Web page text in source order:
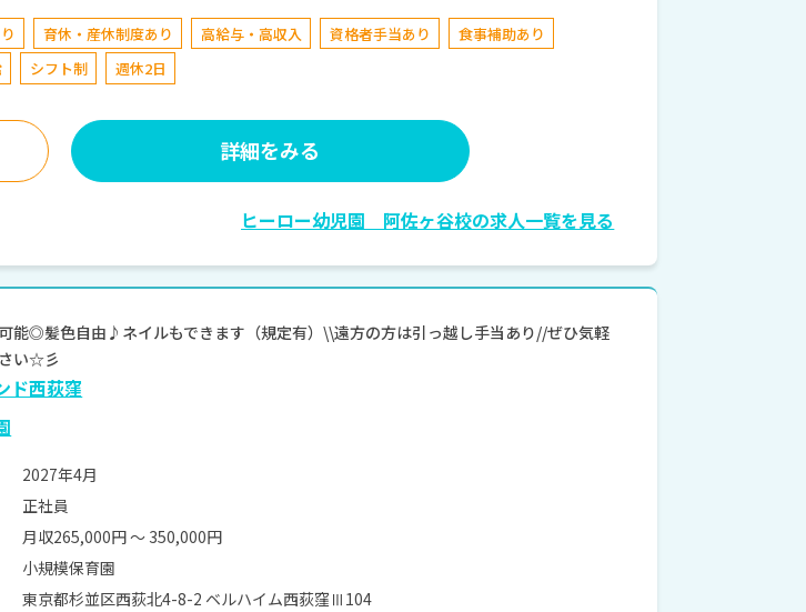
育休・産休制度あり 高給与・高収入 資格者手当あり
食事補助あり
シフト制 週休2日
詳細をみる
ヒーロー幼児園 阿佐ヶ谷校の求人一覧を見る
能◎髪色自由♪ネイルもできます（規定有）\\遠方の方は引っ越し手当あり//ぜひ気軽
さい☆彡
ド西荻窪
2027年4月
正社員
月収265,000円 〜 350,000円
小規模保育園
東京都杉並区西荻北4-8-2 ベルハイム西荻窪Ⅲ104